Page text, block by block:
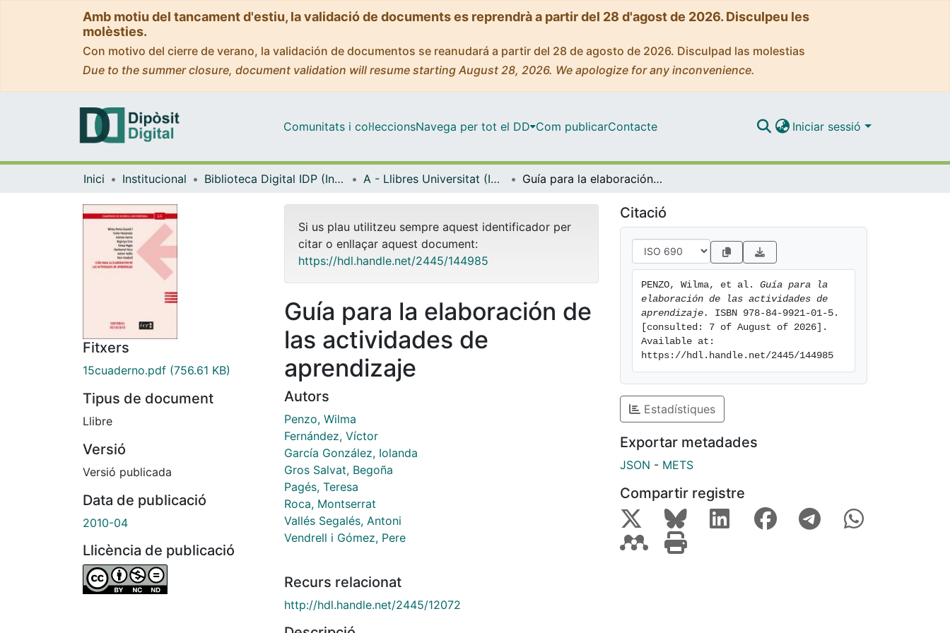
Amb motiu del tancament d'estiu, la validació de documents es reprendrà a partir del 28 d'agost de 2026. Disculpeu les
molèsties.
Con motivo del cierre de verano, la validación de documentos se reanudará a partir del 28 de agosto de 2026. Disculpad las molestias
Due to the summer closure, document validation will resume starting August 28, 2026. We apologize for any inconvenience.
Comunitats i col·leccionsNavega per tot el DD Com publicarContacte Iniciar sessió
Inici Institucional Biblioteca Digital IDP (Institut de Desenvolupament Professional) A - Llibres Universitat (IDP, Octaedro) Guía para la elaboración de las actividades de aprendizaje
Fitxers
15cuaderno.pdf (756.61 KB)
Tipus de document
Llibre
Versió
Versió publicada
Data de publicació
2010-04
Llicència de publicació
Si us plau utilitzeu sempre aquest identificador per
citar o enllaçar aquest document:
https://hdl.handle.net/2445/144985
Guía para la elaboración de
las actividades de
aprendizaje
Autors
Penzo, Wilma
Fernández, Víctor
García González, Iolanda
Gros Salvat, Begoña
Pagés, Teresa
Roca, Montserrat
Vallés Segalés, Antoni
Vendrell i Gómez, Pere
Recurs relacionat
http://hdl.handle.net/2445/12072
Citació
PENZO, Wilma, et al. Guía para la
elaboración de las actividades de
aprendizaje.
ISBN 978-84-9921-01-5.
[consulted: 7 of August of 2026].
Available at:
https://hdl.handle.net/2445/144985
Estadístiques
Exportar metadades
JSON - METS
Compartir registre